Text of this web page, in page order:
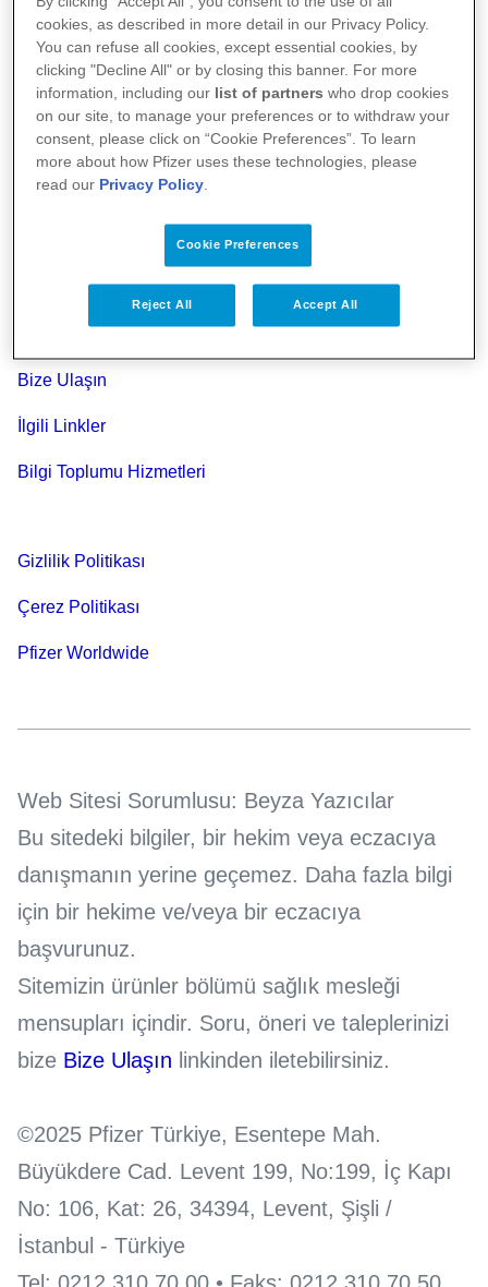
Aydınlatma Metni
Site Haritası
Bize Ulaşın
İlgili Linkler
Bilgi Toplumu Hizmetleri
Gizlilik Politikası
Çerez Politikası
Pfizer Worldwide
Web Sitesi Sorumlusu: Beyza Yazıcılar
Bu sitedeki bilgiler, bir hekim veya eczacıya
danışmanın yerine geçemez. Daha fazla bilgi
için bir hekime ve/veya bir eczacıya
başvurunuz.
Sitemizin ürünler bölümü sağlık mesleği
mensupları içindir. Soru, öneri ve taleplerinizi
bize Bize Ulaşın linkinden iletebilirsiniz.
©2025 Pfizer Türkiye, Esentepe Mah.
Büyükdere Cad. Levent 199, No:199, İç Kapı
No: 106, Kat: 26, 34394, Levent, Şişli /
İstanbul - Türkiye
cookies, as described in more detail in our Privacy Policy.
You can refuse all cookies, except essential cookies, by
clicking "Decline All" or by closing this banner. For more
information, including our list of partners who drop cookies
on our site, to manage your preferences or to withdraw your
consent, please click on “Cookie Preferences”. To learn
more about how Pfizer uses these technologies, please
read our Privacy Policy.
Cookie Preferences
Reject All Accept All